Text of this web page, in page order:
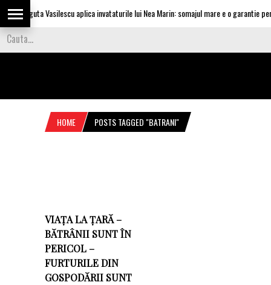
Olguta Vasilescu aplica invataturile lui Nea Marin: somajul mare e o garantie
HOME POSTS TAGGED "BATRANI"
VIAȚA LA ȚARĂ –
BĂTRÂNII SUNT ÎN
PERICOL –
FURTURILE DIN
GOSPODĂRII SUNT